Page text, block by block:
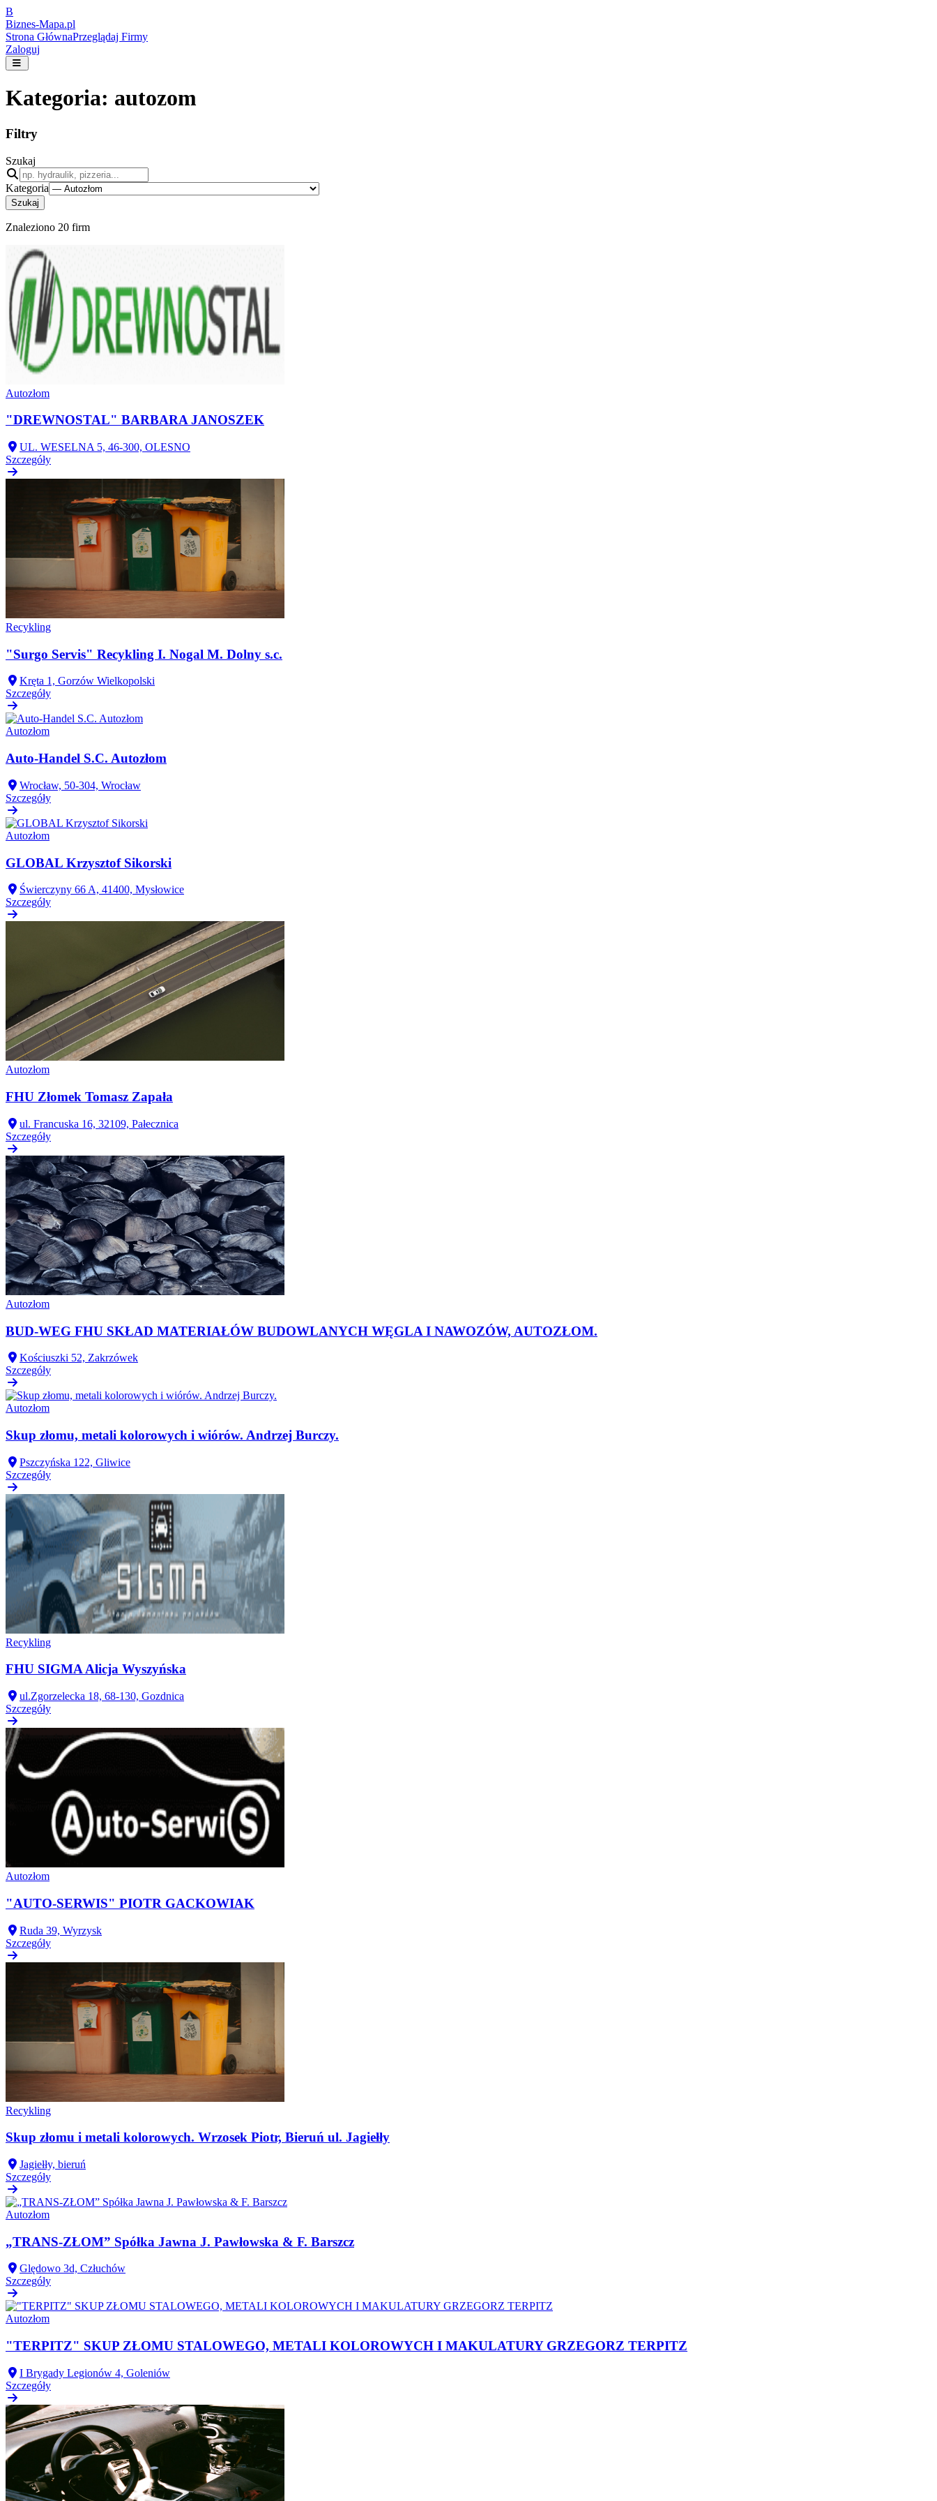
B
Biznes-Mapa.pl
Strona GłównaPrzeglądaj Firmy
Zaloguj
Kategoria: autozom
Filtry
Szukaj
Kategoria
Szukaj
Znaleziono 20 firm
Autozłom
"DREWNOSTAL" BARBARA JANOSZEK
UL. WESELNA 5, 46-300, OLESNO
Szczegóły
Recykling
"Surgo Servis" Recykling I. Nogal M. Dolny s.c.
Kręta 1, Gorzów Wielkopolski
Szczegóły
Autozłom
Auto-Handel S.C. Autozłom
Wrocław, 50-304, Wrocław
Szczegóły
Autozłom
GLOBAL Krzysztof Sikorski
Świerczyny 66 A, 41400, Mysłowice
Szczegóły
Autozłom
FHU Złomek Tomasz Zapała
ul. Francuska 16, 32109, Pałecznica
Szczegóły
Autozłom
BUD-WEG FHU SKŁAD MATERIAŁÓW BUDOWLANYCH WĘGLA I NAWOZÓW, AUTOZŁOM.
Kościuszki 52, Zakrzówek
Szczegóły
Autozłom
Skup złomu, metali kolorowych i wiórów. Andrzej Burczy.
Pszczyńska 122, Gliwice
Szczegóły
Recykling
FHU SIGMA Alicja Wyszyńska
ul.Zgorzelecka 18, 68-130, Gozdnica
Szczegóły
Autozłom
"AUTO-SERWIS" PIOTR GACKOWIAK
Ruda 39, Wyrzysk
Szczegóły
Recykling
Skup złomu i metali kolorowych. Wrzosek Piotr, Bieruń ul. Jagiełły
Jagiełły, bieruń
Szczegóły
Autozłom
„TRANS-ZŁOM” Spółka Jawna J. Pawłowska & F. Barszcz
Ględowo 3d, Człuchów
Szczegóły
Autozłom
"TERPITZ" SKUP ZŁOMU STALOWEGO, METALI KOLOROWYCH I MAKULATURY GRZEGORZ TERPITZ
I Brygady Legionów 4, Goleniów
Szczegóły